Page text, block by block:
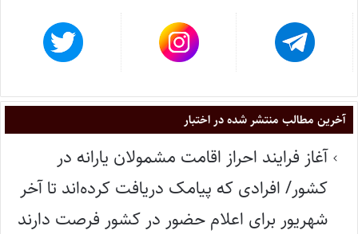
آخرین مطالب منتشر شده در اختبار
آغاز فرایند احراز اقامت مشمولان یارانه در
کشور/ افرادی که پیامک دریافت کرده‌اند تا آخر
شهریور برای اعلام حضور در کشور فرصت دارند